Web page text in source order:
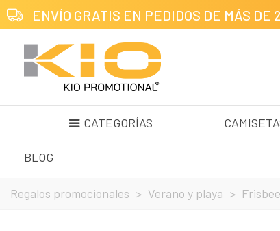
ENVÍO GRATIS EN PEDIDOS DE MÁS DE
CATEGORÍAS
BLOG
Regalos promocionales > Verano y playa >